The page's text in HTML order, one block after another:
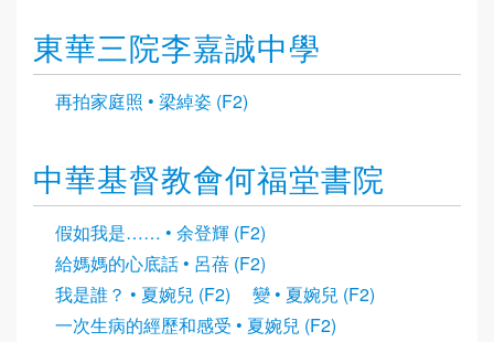
東華三院李嘉誠中學
再拍家庭照 • 梁綽姿 (F2)
中華基督教會何福堂書院
假如我是…… • 余登輝 (F2)
給媽媽的心底話 • 呂蓓 (F2)
我是誰？ • 夏婉兒 (F2)
變 • 夏婉兒 (F2)
一次生病的經歷和感受 • 夏婉兒 (F2)